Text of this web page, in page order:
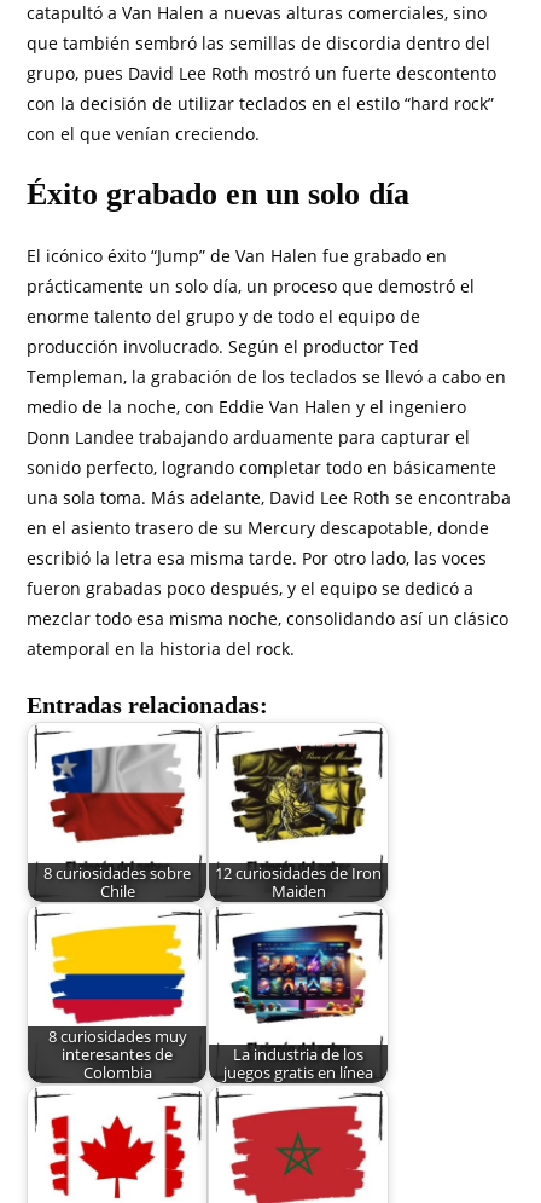
catapultó a Van Halen a nuevas alturas comerciales, sino
que también sembró las semillas de discordia dentro del
grupo, pues David Lee Roth mostró un fuerte descontento
con la decisión de utilizar teclados en el estilo “hard rock”
con el que venían creciendo.
Éxito grabado en un solo día
El icónico éxito “Jump” de Van Halen fue grabado en
prácticamente un solo día, un proceso que demostró el
enorme talento del grupo y de todo el equipo de
producción involucrado. Según el productor Ted
Templeman, la grabación de los teclados se llevó a cabo en
medio de la noche, con Eddie Van Halen y el ingeniero
Donn Landee trabajando arduamente para capturar el
sonido perfecto, logrando completar todo en básicamente
una sola toma. Más adelante, David Lee Roth se encontraba
en el asiento trasero de su Mercury descapotable, donde
escribió la letra esa misma tarde. Por otro lado, las voces
fueron grabadas poco después, y el equipo se dedicó a
mezclar todo esa misma noche, consolidando así un clásico
atemporal en la historia del rock.
Entradas relacionadas:
8 curiosidades sobre
Chile
12 curiosidades de Iron
Maiden
8 curiosidades muy
interesantes de
Colombia
La industria de los
juegos gratis en línea